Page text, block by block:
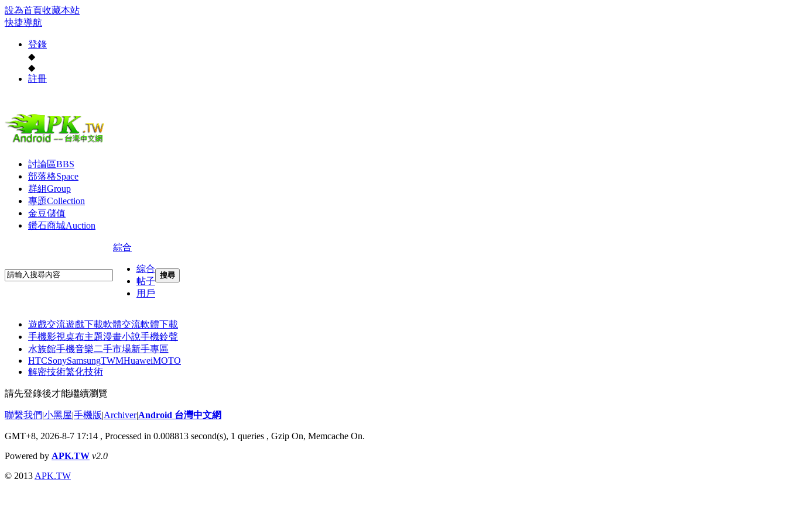
設為首頁收藏本站
快捷導航
登錄
◆
◆
註冊
討論區BBS
部落格Space
群組Group
專題Collection
金豆儲值
鑽石商城Auction
綜合
綜合
帖子
用戶
搜尋
遊戲交流遊戲下載軟體交流軟體下載
手機影視桌布主題漫畫小說手機鈴聲
水族館手機音樂二手市場新手專區
HTCSonySamsungTWMHuaweiMOTO
解密技術繁化技術
請先登錄後才能繼續瀏覽
聯繫我們|小黑屋|手機版|Archiver|Android 台灣中文網
GMT+8, 2026-8-7 17:14 , Processed in 0.008813 second(s), 1 queries , Gzip On, Memcache On.
Powered by APK.TW v2.0
© 2013 APK.TW